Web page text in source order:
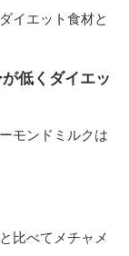
イエット食材と
低くダイエッ
モンドミルクは
比べてメチャメ